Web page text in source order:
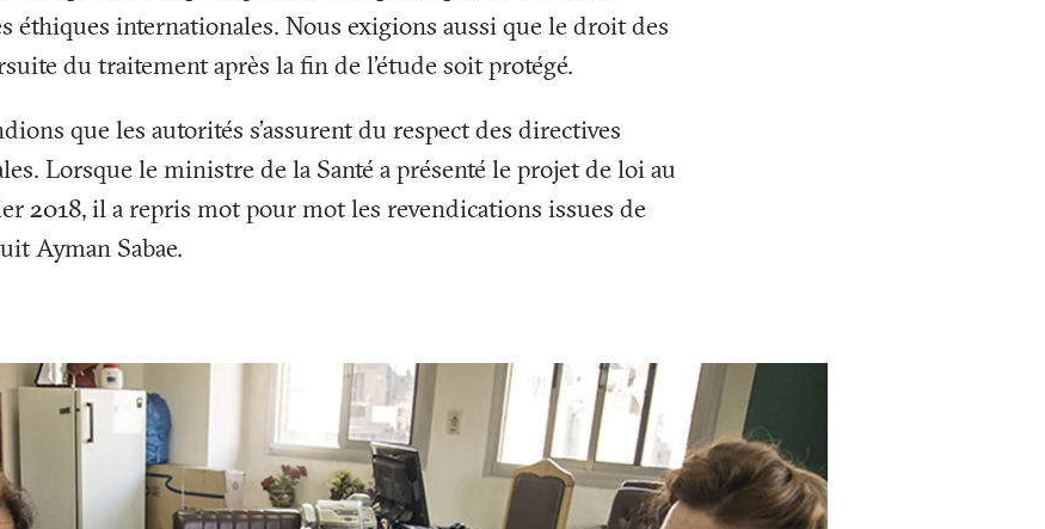
éthiques internationales. Nous exigions aussi que le droit des
du traitement après la fin de l’étude soit protégé.
que les autorités s’assurent du respect des directives
Lorsque le ministre de la Santé a présenté le projet de loi au
2018, il a repris mot pour mot les revendications issues de
Ayman Sabae.